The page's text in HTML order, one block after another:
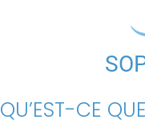
QU’EST-CE